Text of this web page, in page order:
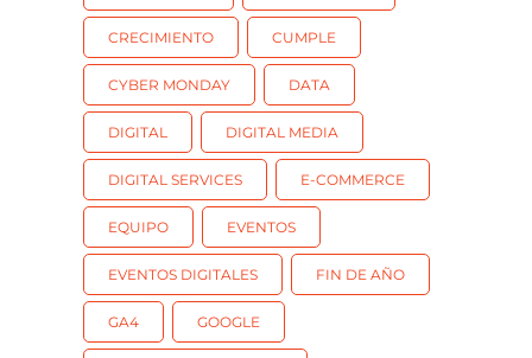
CRECIMIENTO CUMPLE
CYBER MONDAY DATA
DIGITAL DIGITAL MEDIA
DIGITAL SERVICES E-COMMERCE
EQUIPO EVENTOS
EVENTOS DIGITALES FIN DE AÑO
GA4 GOOGLE